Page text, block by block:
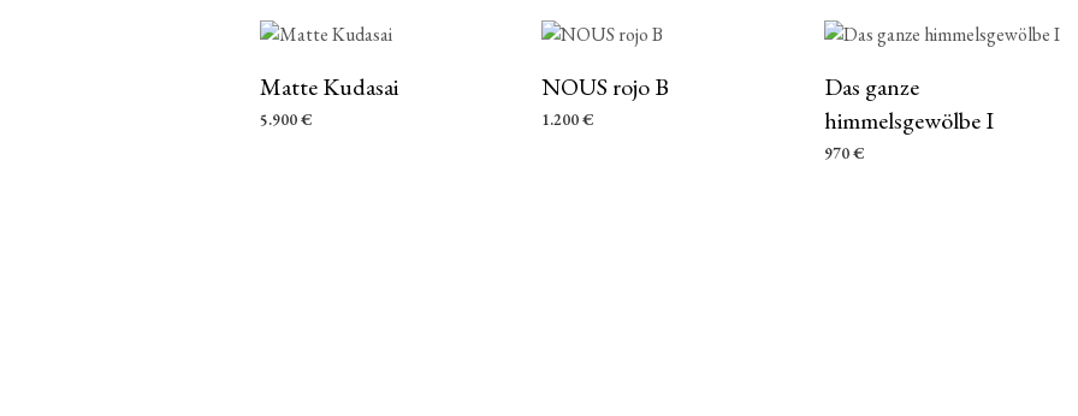
Matte Kudasai
5.900€
NOUS rojo B
1.200€
Das ganze
himmelsgewölbe I
970€